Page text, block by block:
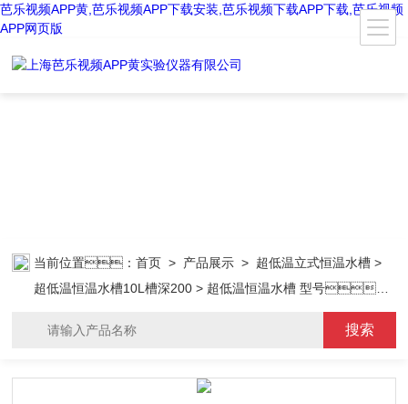
芭乐视频APP黄,芭乐视频APP下载安装,芭乐视频下载APP下载,芭乐视频
APP网页版
当前位置：首页 > 产品展示 > 超低温立式恒温水槽 >
超低温恒温水槽10L槽深200 > 超低温恒温水槽 型号：